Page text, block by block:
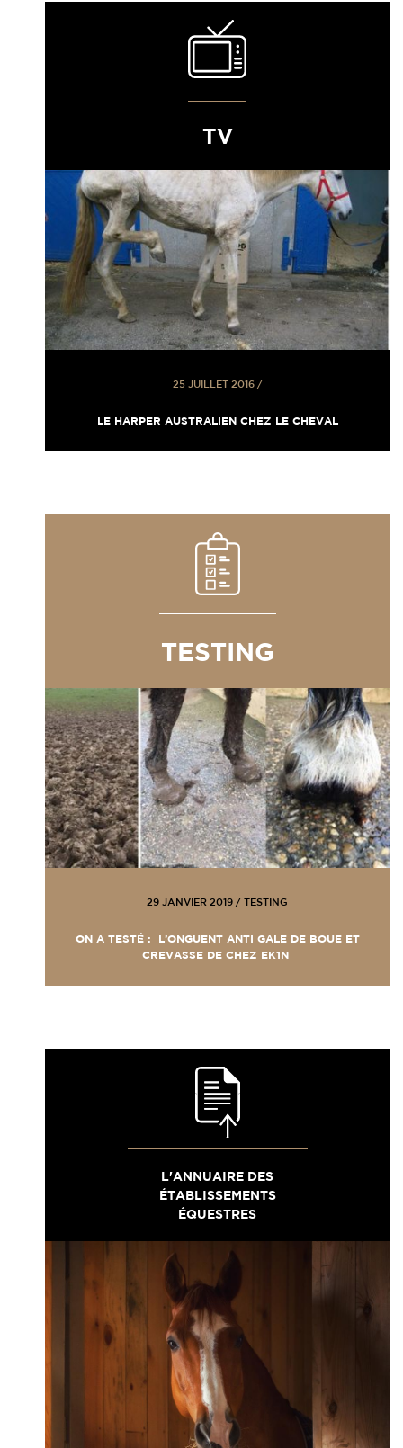
TV
25 JUILLET 2016/
LE HARPER AUSTRALIEN CHEZ LE CHEVAL
TESTING
29 JANVIER 2019 / TESTING
ON A TESTÉ : L’ONGUENT ANTI GALE DE BOUE ET
CREVASSE DE CHEZ EK1N
L'ANNUAIRE DES
ÉTABLISSEMENTS
ÉQUESTRES